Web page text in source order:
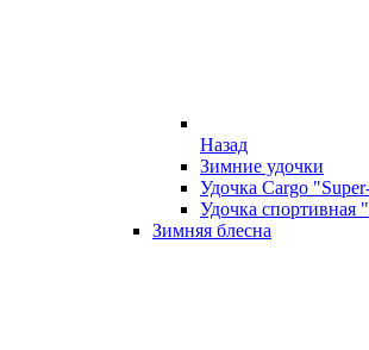
Назад
Зимние удочки
Удочка Cargo
Удочка
Зимняя блесна